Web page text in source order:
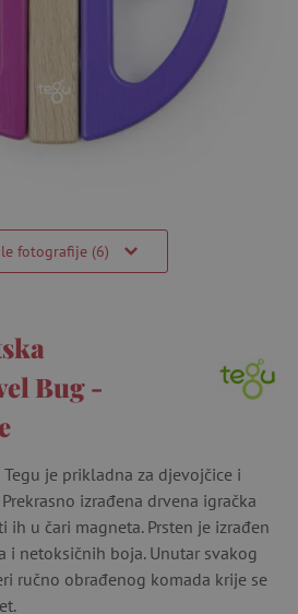
fotografije (6)
Bug -
je prikladna za djevojčice i
izrađena drvena igračka
ih u čari magneta. Prsten je izrađen
i netoksičnih boja. Unutar svakog
ručno obrađenog komada krije se